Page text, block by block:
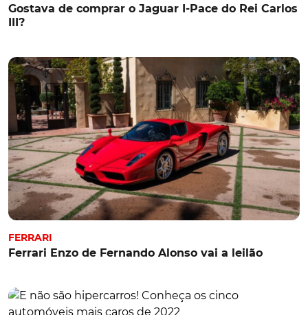
Gostava de comprar o Jaguar I-Pace do Rei Carlos
III?
FERRARI
Ferrari Enzo de Fernando Alonso vai a leilão